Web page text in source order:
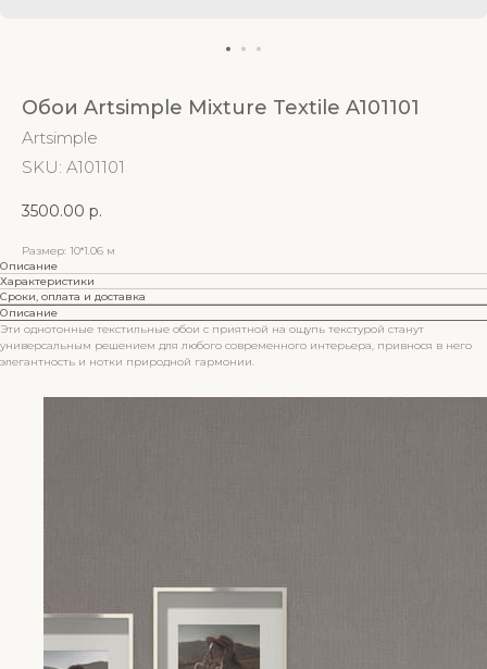
Обои Artsimple Mixture Textile A101101
Artsimple
SKU: A101101
3500.00 р.
Размер: 10*1.06 м
Описание
Характеристики
Сроки, оплата и доставка
Описание
Эти однотонные текстильные обои с приятной на ощупь текстурой станут
универсальным решением для любого современного интерьера, привнося в него
элегантность и нотки природной гармонии.